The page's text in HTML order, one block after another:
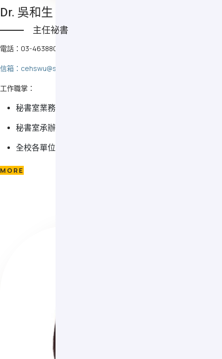
Dr. 吳和生
主任祕書
電話：03-4638800 #2206/#2564
信箱：cehswu@saturn.yzu.edu.tw
工作職掌：
秘書室業務之督導及推動
秘書室承辦業務之會議召集
全校各單位業務協調
MORE